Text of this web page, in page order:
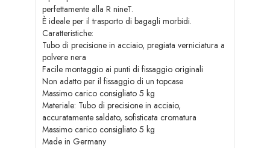
perfettamente alla R nineT.
È ideale per il trasporto di bagagli morbidi.
Caratteristiche:
Tubo di precisione in acciaio, pregiata verniciatura a
polvere nera
Facile montaggio ai punti di fissaggio originali
Non adatto per il fissaggio di un topcase
Massimo carico consigliato 5 kg
Materiale: Tubo di precisione in acciaio,
accuratamente saldato, sofisticata cromatura
Massimo carico consigliato 5 kg
Made in Germany